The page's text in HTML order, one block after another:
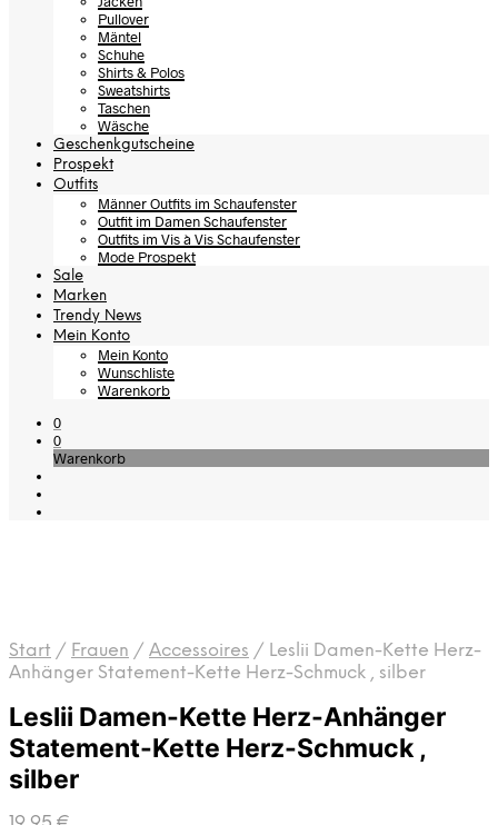
Pullover
Mäntel
Schuhe
Shirts & Polos
Sweatshirts
Taschen
Wäsche
Geschenkgutscheine
Prospekt
Outfits
Männer Outfits im Schaufenster
Outfit im Damen Schaufenster
Outfits im Vis à Vis Schaufenster
Mode Prospekt
Sale
Marken
Trendy News
Mein Konto
Mein Konto
Wunschliste
Warenkorb
0
0
Warenkorb
Start / Frauen / Accessoires / Leslii Damen-Kette Herz-
Anhänger Statement-Kette Herz-Schmuck , silber
Leslii Damen-Kette Herz-Anhänger
Statement-Kette Herz-Schmuck ,
silber